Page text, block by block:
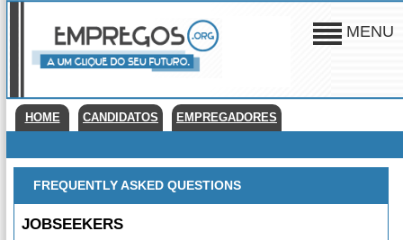
MENU
HOME CANDIDATOS EMPREGADORES
FREQUENTLY ASKED QUESTIONS
JOBSEEKERS